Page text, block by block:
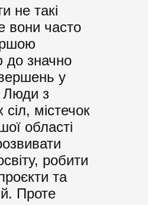
не такі
вони часто
до значно
у
Люди з
містечок
області
робити
та
Проте